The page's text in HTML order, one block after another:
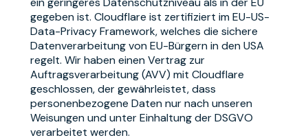
gegeben ist. Cloudflare ist zertifiziert im EU-US-
Data-Privacy Framework, welches die sichere
Datenverarbeitung von EU-Bürgern in den USA
regelt. Wir haben einen Vertrag zur
Auftragsverarbeitung (AVV) mit Cloudflare
geschlossen, der gewährleistet, dass
personenbezogene Daten nur nach unseren
Weisungen und unter Einhaltung der DSGVO
verarbeitet werden.